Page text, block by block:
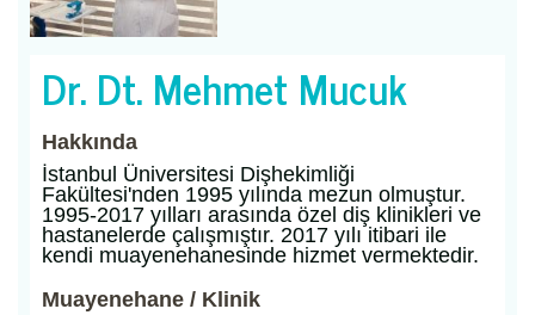
Dr. Dt. Mehmet Mucuk
Hakkında
İstanbul Üniversitesi Dişhekimliği
Fakültesi'nden 1995 yılında mezun olmuştur.
1995-2017 yılları arasında özel diş klinikleri ve
hastanelerde çalışmıştır. 2017 yılı itibari ile
kendi muayenehanesinde hizmet vermektedir.
Muayenehane / Klinik